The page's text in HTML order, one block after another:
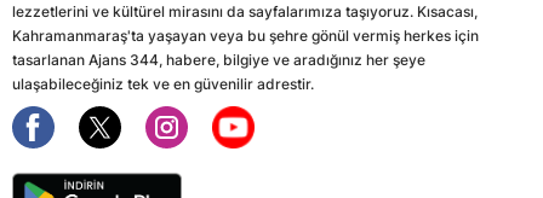
lezzetlerini ve kültürel mirasını da sayfalarımıza taşıyoruz. Kısacası,
Kahramanmaraş'ta yaşayan veya bu şehre gönül vermiş herkes için
tasarlanan Ajans 344, habere, bilgiye ve aradığınız her şeye
ulaşabileceğiniz tek ve en güvenilir adrestir.